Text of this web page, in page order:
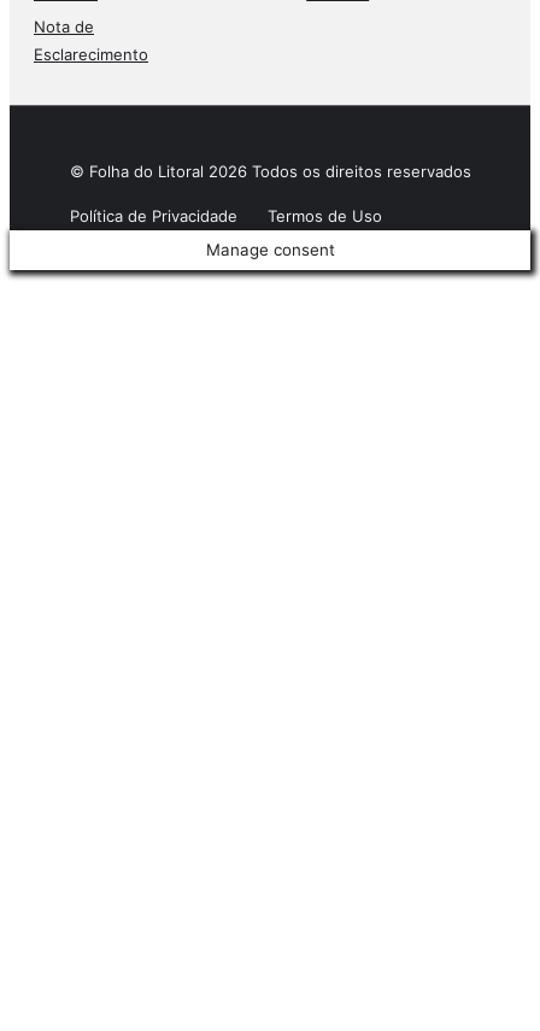
Nota de
Esclarecimento
© Folha do Litoral 2026 Todos os direitos reservados
Política de Privacidade
Termos de Uso
Manage consent